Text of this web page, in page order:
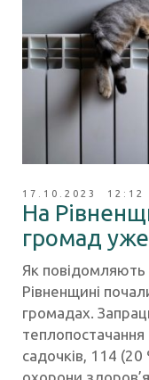
17.10.2023 12:12
На
громад уже
Як повідомляють
Рівненщині
громадах.
садочків, 114 (20